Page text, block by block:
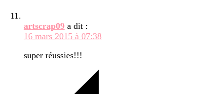
artscrap09 a dit :
16 mars 2015 à 07:38
super réussies!!!